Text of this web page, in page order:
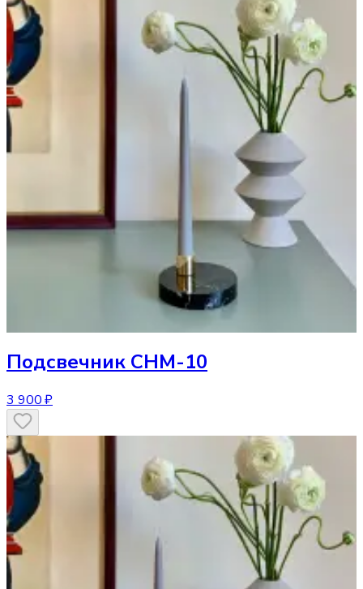
Подсвечник CHM-10
3 900 ₽